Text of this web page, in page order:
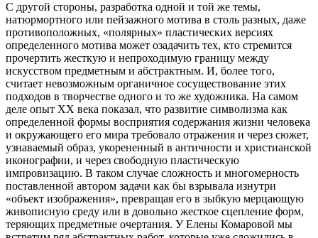
С другой стороны, разработка одной и той же темы,
натюрмортного или пейзажного мотива в столь разных, даже
противоположных, «полярных» пластических версиях
определенного мотива может озадачить тех, кто стремится
прочертить жесткую и непроходимую границу между
искусством предметным и абстрактным. И, более того,
считает невозможным органичное сосуществование этих
подходов в творчестве одного и то же художника. На самом
деле опыт ХХ века показал, что развитие символизма как
определенной формы восприятия содержания жизни человека
и окружающего его мира требовало отражения и через сюжет,
узнаваемый образ, укорененный в античности и христианской
иконографии, и через свободную пластическую
импровизацию. В таком случае сложность и многомерность
поставленной автором задачи как бы взрывала изнутри
«объект изображения», превращая его в зыбкую мерцающую
живописную среду или в довольно жесткое сцепление форм,
теряющих предметные очертания. У Елены Комаровой мы